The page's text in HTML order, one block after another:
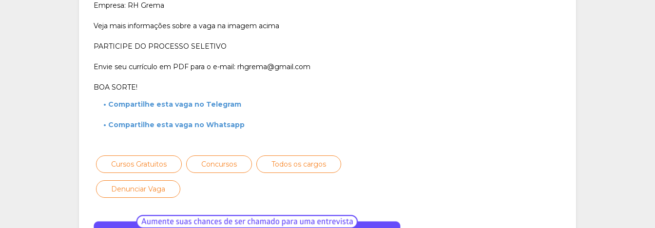
Empresa: RH Grema
Veja mais informações sobre a vaga na imagem acima
PARTICIPE DO PROCESSO SELETIVO
Envie seu currículo em PDF para o e-mail: rhgrema@gmail.com
BOA SORTE!
• Compartilhe esta vaga no Telegram
• Compartilhe esta vaga no Whatsapp
Cursos Gratuitos Concursos Todos os cargos
Denunciar Vaga